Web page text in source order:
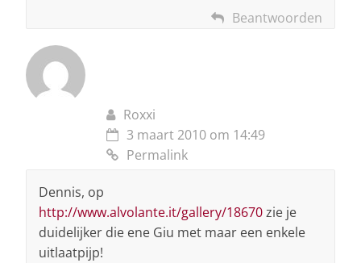
Beantwoorden
Roxxi
3 maart 2010 om 14:49
Permalink
Dennis, op
http://www.alvolante.it/gallery/18670zie je
duidelijker die ene Giu met maar een enkele
uitlaatpijp!